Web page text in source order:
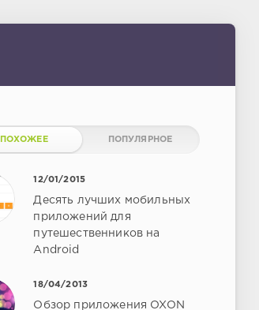
ПОХОЖЕЕ ПОПУЛЯРНОЕ
12/01/2015
Десять лучших мобильных
приложений для
путешественников на
Android
18/04/2013
Обзор приложения OXON